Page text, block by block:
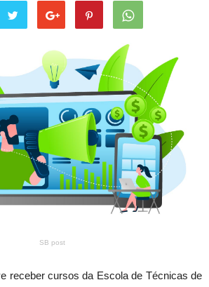
SB post
receber cursos da Escola de Técnicas de